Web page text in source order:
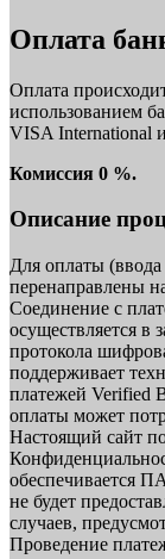
Оплата
Оплата
использованием
VISA International
Комиссия 0 %.
Описание
Для оплаты
перенаправлены
Соединение с
осуществляется
протокола
поддерживает
платежей Verified
оплаты может
Настоящий сайт
обеспечивается
не будет
случаев,
Проведение